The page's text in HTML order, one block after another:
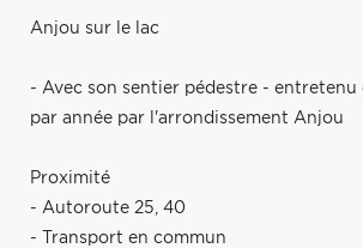
Anjou sur le lac
- Avec son sentier pédestre - entretenu
par année par l'arrondissement Anjou
Proximité
- Autoroute 25, 40
- Transport en commun